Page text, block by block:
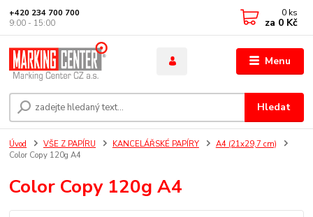
Menu
Hledat
+420 234 700 700
9:00 - 15:00
0 ks
za 0 Kč
Úvod VŠE Z PAPÍRU KANCELÁŘSKÉ PAPÍRY
A4 (21x29,7 cm)
Color Copy 120g A4
Color Copy 120g A4